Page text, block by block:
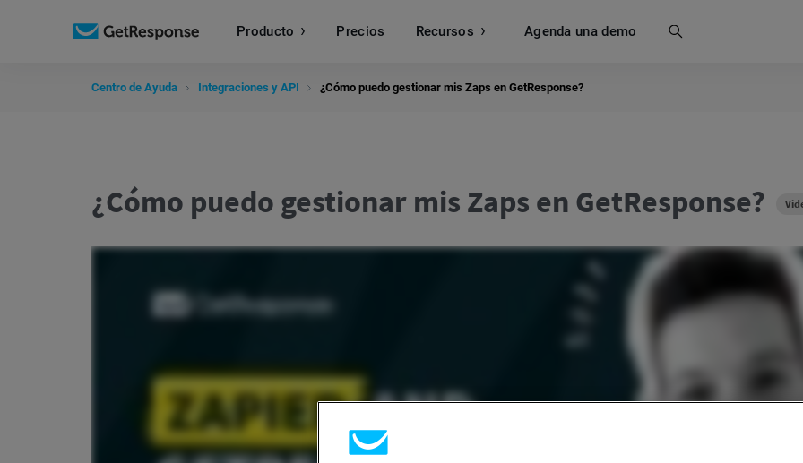
Producto Precios Recursos Agenda una demo
Buscar
Centro de Ayuda Integraciones y API ¿Cómo puedo gestionar mis Zaps en GetResponse?
¿Cómo puedo gestionar mis Zaps en GetResponse?